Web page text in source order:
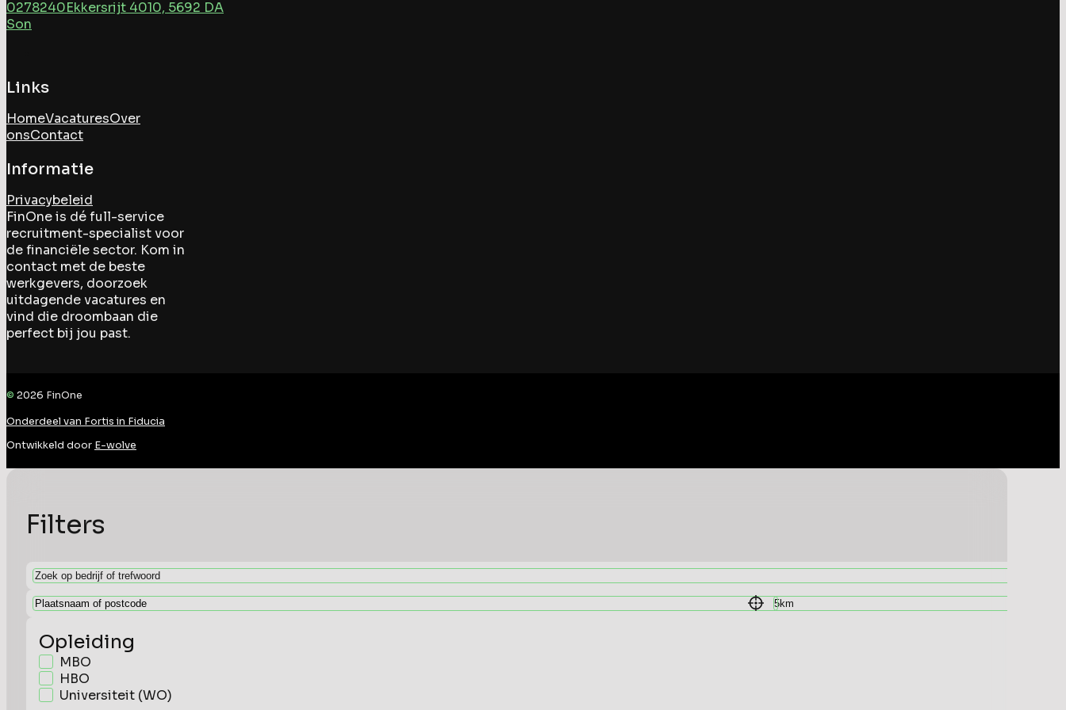
0278240Ekkersrijt 4010, 5692 DA
Son
Links
HomeVacaturesOver
onsContact
Informatie
Privacybeleid
FinOne is dé full-service
recruitment-specialist voor
de financiële sector. Kom in
contact met de beste
werkgevers, doorzoek
uitdagende vacatures en
vind die droombaan die
perfect bij jou past.
© 2026 FinOne
Onderdeel van Fortis in Fiducia
Ontwikkeld door E-wolve
Filters
Opleiding
MBO
HBO
Universiteit (WO)